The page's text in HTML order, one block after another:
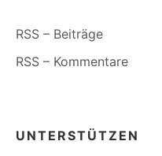
RSS – Beiträge
RSS – Kommentare
UNTERSTÜTZEN